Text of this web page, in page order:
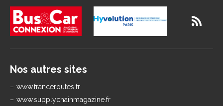
Nos autres sites
www.franceroutes.fr
www.supplychainmagazine.fr